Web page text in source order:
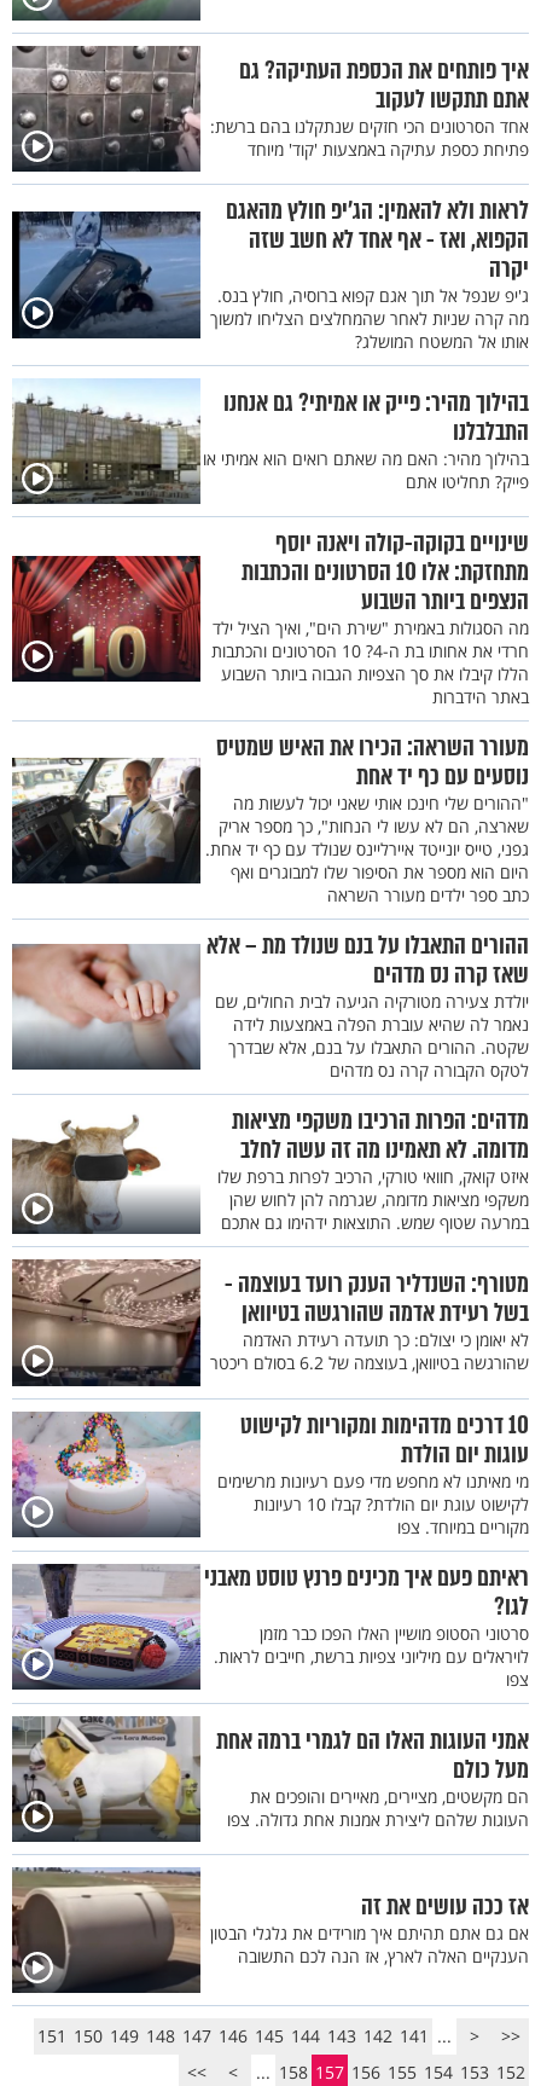
איך פותחים את הכספת העתיקה? גם
אתם תתקשו לעקוב
אחד הסרטונים הכי חזקים שנתקלנו בהם ברשת:
פתיחת כספת עתיקה באמצעות 'קוד' מיוחד
לראות ולא להאמין: הג’יפ חולץ מהאגם
הקפוא, ואז - אף אחד לא חשב שזה
יקרה
ג'יפ שנפל אל תוך אגם קפוא ברוסיה, חולץ בנס.
מה קרה שניות לאחר שהמחלצים הצליחו למשוך
אותו אל המשטח המושלג?
בהילוך מהיר: פייק או אמיתי? גם אנחנו
התבלבלנו
בהילוך מהיר: האם מה שאתם רואים הוא אמיתי או
פייק? תחליטו אתם
שינויים בקוקה-קולה ויאנה יוסף
מתחזקת: אלו 10 הסרטונים והכתבות
הנצפים ביותר השבוע
מה הסגולות באמירת "שירת הים", ואיך הציל ילד
חרדי את אחותו בת ה-4? 10 הסרטונים והכתבות
הללו קיבלו את סך הצפיות הגבוה ביותר השבוע
באתר הידברות
מעורר השראה: הכירו את האיש שמטיס
נוסעים עם כף יד אחת
"ההורים שלי חינכו אותי שאני יכול לעשות מה
שארצה, הם לא עשו לי הנחות", כך מספר אריק
גפני, טייס יונייטד איירליינס שנולד עם כף יד אחת.
היום הוא מספר את הסיפור שלו למבוגרים ואף
כתב ספר ילדים מעורר השראה
ההורים התאבלו על בנם שנולד מת – אלא
שאז קרה נס מדהים
יולדת צעירה מטורקיה הגיעה לבית החולים, שם
נאמר לה שהיא עוברת הפלה באמצעות לידה
שקטה. ההורים התאבלו על בנם, אלא שבדרך
לטקס הקבורה קרה נס מדהים
מדהים: הפרות הרכיבו משקפי מציאות
מדומה. לא תאמינו מה זה עשה לחלב
איזט קואק, חוואי טורקי, הרכיב לפרות ברפת שלו
משקפי מציאות מדומה, שגרמה להן לחוש שהן
במרעה שטוף שמש. התוצאות ידהימו גם אתכם
מטורף: השנדליר הענק רועד בעוצמה -
בשל רעידת אדמה שהורגשה בטיוואן
לא יאומן כי יצולם: כך תועדה רעידת האדמה
שהורגשה בטיוואן, בעוצמה של 6.2 בסולם ריכטר
10 דרכים מדהימות ומקוריות לקישוט
עוגות יום הולדת
מי מאיתנו לא מחפש מדי פעם רעיונות מרשימים
לקישוט עוגת יום הולדת? קבלו 10 רעיונות
מקוריים במיוחד. צפו
ראיתם פעם איך מכינים פרנץ טוסט מאבני
לגו?
סרטוני הסטופ מושיין האלו הפכו כבר מזמן
לויראלים עם מיליוני צפיות ברשת, חייבים לראות.
צפו
אמני העוגות האלו הם לגמרי ברמה אחת
מעל כולם
הם מקשטים, מציירים, מאיירים והופכים את
העוגות שלהם ליצירת אמנות אחת גדולה. צפו
אז ככה עושים את זה
אם גם אתם תהיתם איך מורידים את גלגלי הבטון
הענקיים האלה לארץ, אז הנה לכם התשובה
<<
<
...
141
142
143
144
145
146
147
148
149
150
151
152
153
154
155
156
157
158
...
>
>>